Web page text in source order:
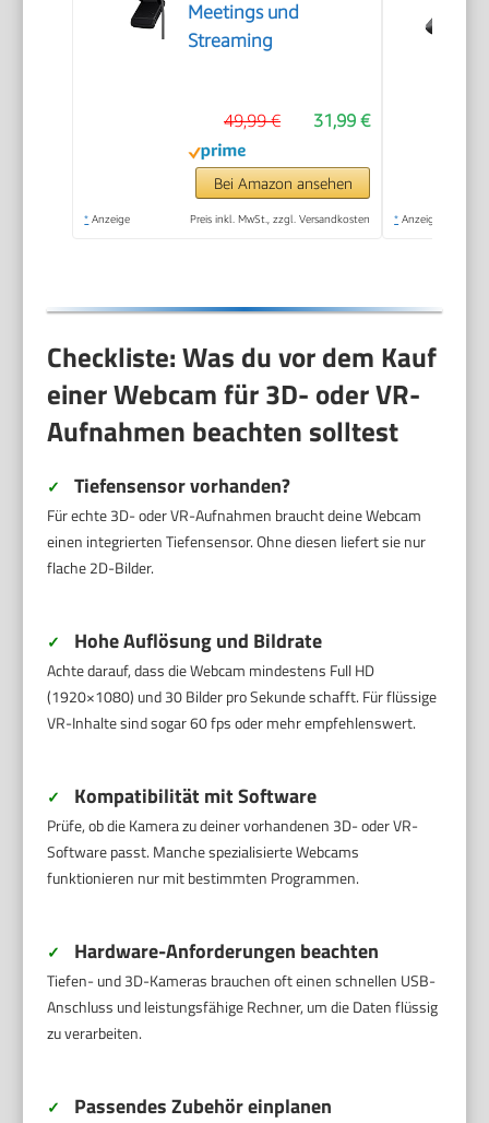
Meetings und
Streaming
31,99 €
49,99 €
Bei Amazon ansehen
* Anzeige Preis inkl. MwSt., zzgl. Versandkosten * Anzeige
Checkliste: Was du vor dem Kauf
einer Webcam für 3D- oder VR-
Aufnahmen beachten solltest
✓ Tiefensensor vorhanden?
Für echte 3D- oder VR-Aufnahmen braucht deine Webcam
einen integrierten Tiefensensor. Ohne diesen liefert sie nur
flache 2D-Bilder.
✓ Hohe Auflösung und Bildrate
Achte darauf, dass die Webcam mindestens Full HD
(1920×1080) und 30 Bilder pro Sekunde schafft. Für flüssige
VR-Inhalte sind sogar 60 fps oder mehr empfehlenswert.
✓ Kompatibilität mit Software
Prüfe, ob die Kamera zu deiner vorhandenen 3D- oder VR-
Software passt. Manche spezialisierte Webcams
funktionieren nur mit bestimmten Programmen.
✓ Hardware-Anforderungen beachten
Tiefen- und 3D-Kameras brauchen oft einen schnellen USB-
Anschluss und leistungsfähige Rechner, um die Daten flüssig
zu verarbeiten.
✓ Passendes Zubehör einplanen